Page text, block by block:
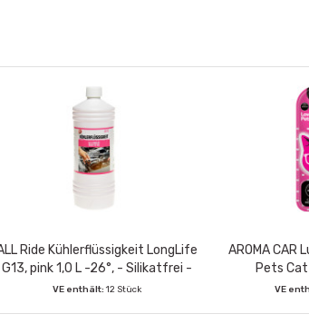
Ride Kühlerflüssigkeit LongLife
G13, pink 1,0 L -26°, - Silikatfrei -
VE enthält: 12 Stück
AROMA
Pets
VE